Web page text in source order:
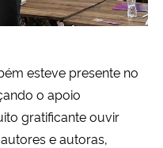
esteve presente no
o apoio
gratificante ouvir
e autoras,